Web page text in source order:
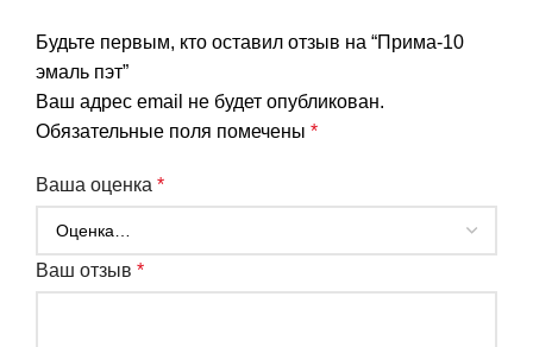
Будьте первым, кто оставил отзыв на “Прима-10
эмаль пэт”
Ваш адрес email не будет опубликован.
Обязательные поля помечены *
Ваша оценка *
Ваш отзыв *